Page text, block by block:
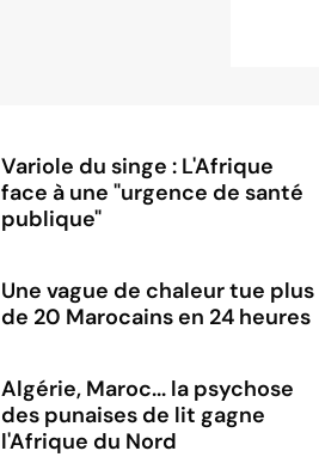
Variole du singe : L'Afrique
face à une "urgence de santé
publique"
Une vague de chaleur tue plus
de 20 Marocains en 24 heures
Algérie, Maroc... la psychose
des punaises de lit gagne
l'Afrique du Nord